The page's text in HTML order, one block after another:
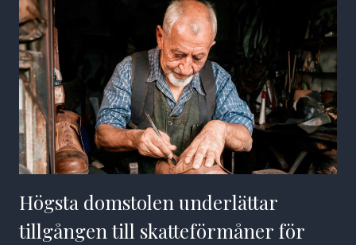
Högsta domstolen underlättar
tillgången till skatteförmåner för